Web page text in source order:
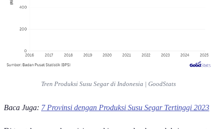
Tren Produksi Susu Segar di Indonesia | GoodStats
Baca Juga: 7 Provinsi dengan Produksi Susu Segar Tertinggi 2023